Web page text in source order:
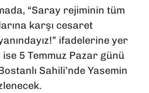
“Saray rejiminin tüm
karşı cesaret
ifadelerine yer
5 Temmuz Pazar günü
Sahili’nde Yasemin